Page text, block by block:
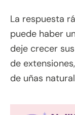
La respuesta
puede haber
deje crecer
de
de uñas